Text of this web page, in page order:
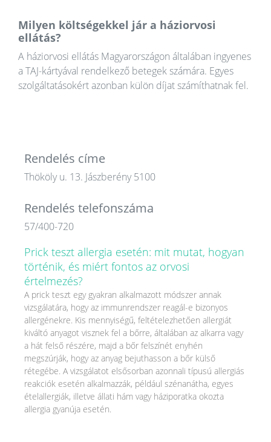
Milyen költségekkel jár a háziorvosi
ellátás?
A háziorvosi ellátás Magyarországon általában ingyenes
a TAJ-kártyával rendelkező betegek számára. Egyes
szolgáltatásokért azonban külön díjat számíthatnak fel.
Rendelés címe
Thököly u. 13. Jászberény 5100
Rendelés telefonszáma
57/400-720
Prick teszt allergia esetén: mit mutat, hogyan
történik, és miért fontos az orvosi
értelmezés?
A prick teszt egy gyakran alkalmazott módszer annak
vizsgálatára, hogy az immunrendszer reagál-e bizonyos
allergénekre. Kis mennyiségű, feltételezhetően allergiát
kiváltó anyagot visznek fel a bőrre, általában az alkarra vagy
a hát felső részére, majd a bőr felszínét enyhén
megszúrják, hogy az anyag bejuthasson a bőr külső
rétegébe. A vizsgálatot elsősorban azonnali típusú allergiás
reakciók esetén alkalmazzák, például szénanátha, egyes
ételallergiák, illetve állati hám vagy háziporatka okozta
allergia gyanúja esetén.